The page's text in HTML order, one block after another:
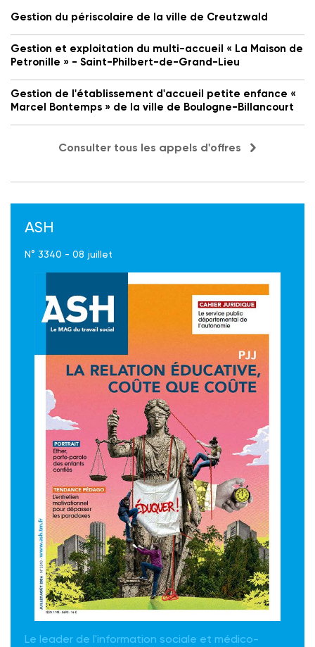
Gestion du périscolaire de la ville de Creutzwald
Gestion et exploitation du multi-accueil « La Maison de
Petronille » - Saint-Philbert-de-Grand-Lieu
Gestion de l'établissement d'accueil petite enfance «
Marcel Bontemps » de la ville de Boulogne-Billancourt
Consulter tous les appels d'offres
ASH
N° 3340 - 08 juillet
Le leader de l'information sociale et médico-